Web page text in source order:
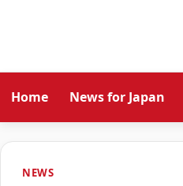
Home News for Japan
NEWS